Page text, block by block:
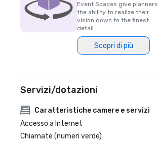
Event Spaces give planners
the ability to realize their
vision down to the finest
detail.
Scopri di più
Servizi/dotazioni
Caratteristiche camere e servizi
Accesso a Internet
Chiamate (numeri verde)